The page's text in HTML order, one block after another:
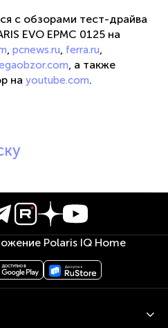
с обзорами тест-драйва
EVO EPMC 0125 на
, pcnews.ru, ferra.ru,
, а также
на youtube.com.
Polaris IQ Home